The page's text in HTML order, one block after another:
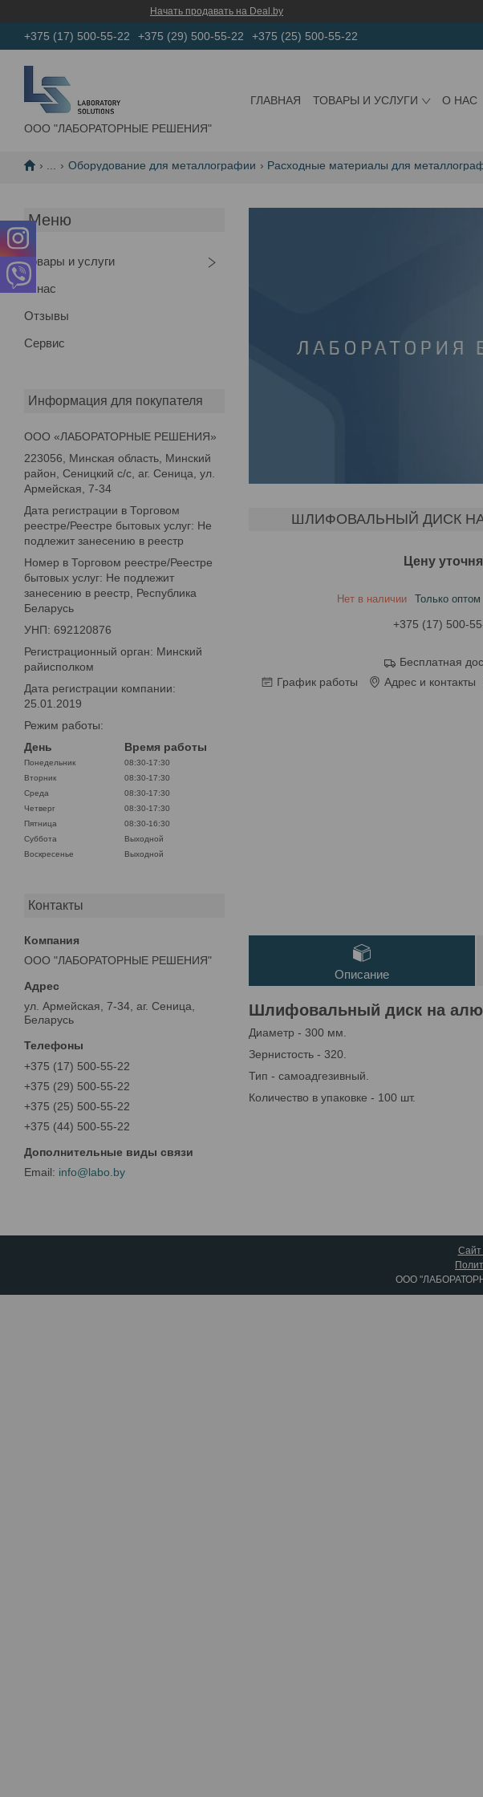
Начать продавать на Deal.by
+375 (17) 500-55-22 +375 (29) 500-55-22 +375 (25) 500-55-22
ООО "ЛАБОРАТОРНЫЕ РЕШЕНИЯ"
ГЛАВНАЯ ТОВАРЫ И УСЛУГИ О НАС
Оборудование для металлографии Расходные материалы для
Товары и услуги
О нас
Отзывы
Сервис
Информация для покупателя
ООО «ЛАБОРАТОРНЫЕ РЕШЕНИЯ»
223056, Минская область, Минский
район, Сеницкий с/с, аг. Сеница, ул.
Армейская, 7-34
Дата регистрации в Торговом
реестре/Реестре бытовых услуг: Не
подлежит занесению в реестр
Номер в Торговом реестре/Реестре
бытовых услуг: Не подлежит
занесению в реестр, Республика
Беларусь
УНП: 692120876
Регистрационный орган: Минский
райисполком
Дата регистрации компании:
25.01.2019
Режим работы:
День
Время работы
Понедельник
08:30-17:30
Вторник
08:30-17:30
Среда
08:30-17:30
Четверг
08:30-17:30
Пятница
08:30-16:30
Суббота
Выходной
Воскресенье
Выходной
Контакты
ООО "ЛАБОРАТОРНЫЕ РЕШЕНИЯ"
ул. Армейская, 7-34, аг. Сеница,
Беларусь
+375 (17) 500-55-22
+375 (29) 500-55-22
+375 (25) 500-55-22
+375 (44) 500-55-22
info@labo.by
ШЛИФОВАЛЬНЫЙ ДИСК НА
Цену
Нет в наличии Только оптом
+375 (17) 500-
Бесплатная
График работы
Адрес и контакты
Описание
Шлифовальный диск на
Диаметр - 300 мм.
Зернистость - 320.
Тип - самоадгезивный.
Количество в упаковке - 100 шт.
Сайт
ООО